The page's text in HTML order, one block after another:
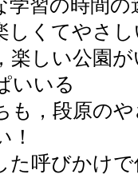
習の時間の
くてやさし
しい公園が
いいる
，段原のや
！
呼びかけ